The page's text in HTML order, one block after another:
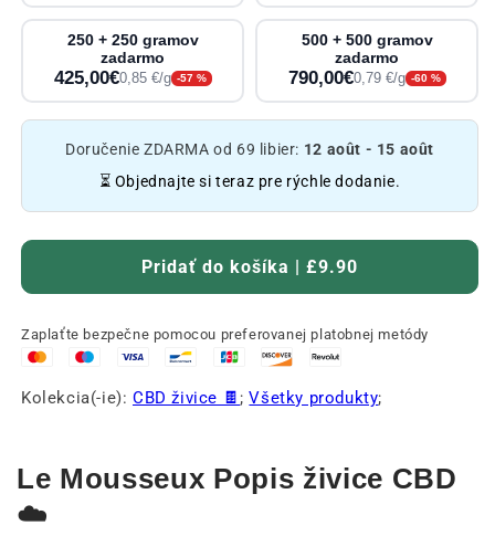
250 + 250 gramov
zadarmo
425,00€0,85 €/g -57 %
500 + 500 gramov
zadarmo
790,00€0,79 €/g -60 %
Doručenie ZDARMA od 69 libier: 12 août - 15 août
⏳ Objednajte si teraz pre rýchle dodanie.
Pridať do košíka | £9.90
Zaplaťte bezpečne pomocou preferovanej platobnej metódy
Kolekcia(-ie): CBD živice 🍫 ;Všetky produkty;
Le Mousseux Popis živice CBD
☁️